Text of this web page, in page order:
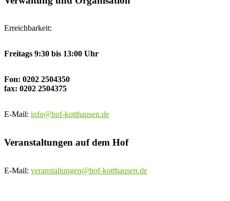
Erreichbarkeit:
Freitags 9:30 bis 13:00 Uhr
Fon: 0202 2504350
fax: 0202 2504375
E-Mail: info@hof-kotthausen.de
Veranstaltungen auf dem Hof
E-Mail: veranstaltungen@hof-kotthausen.de